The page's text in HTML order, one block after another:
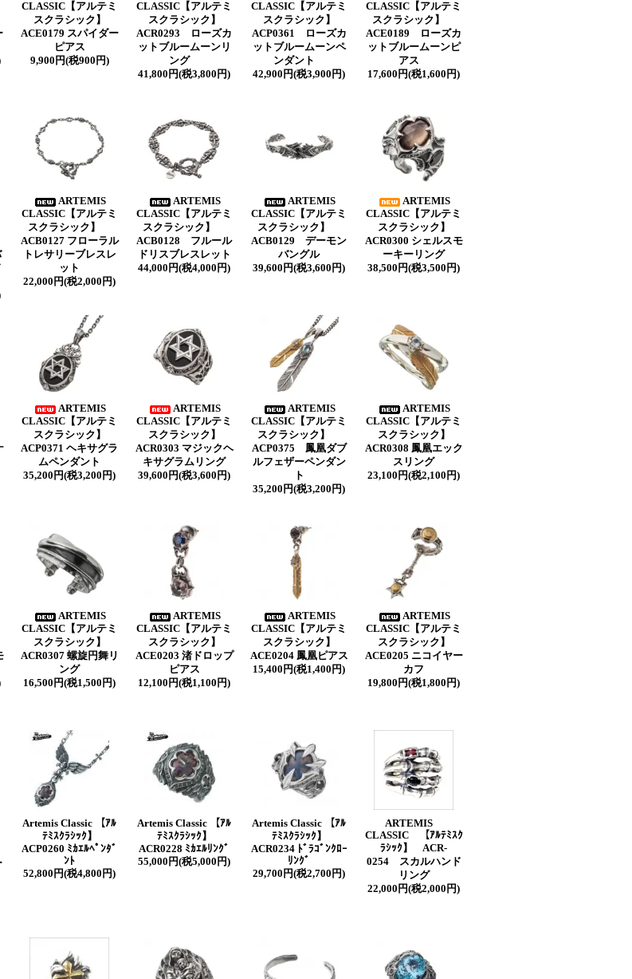
CLASSIC【アルテミ
スクラシック】
ACE0179 スパイダー
ピアス
9,900円(税900円)
CLASSIC【アルテミ
スクラシック】
ACR0293 ローズカ
ットブルームーンリ
ング
41,800円(税3,800円)
CLASSIC【アルテミ
スクラシック】
ACP0361 ローズカ
ットブルームーンペ
ンダント
42,900円(税3,900円)
CLASSIC【アルテミ
スクラシック】
ACE0189 ローズカ
ットブルームーンピ
アス
17,600円(税1,600円)
ARTEMIS
CLASSIC【アルテミ
スクラシック】
ACB0127 フローラル
トレサリーブレスレ
ット
22,000円(税2,000円)
ARTEMIS
CLASSIC【アルテミ
スクラシック】
ACB0128 フルール
ドリスブレスレット
44,000円(税4,000円)
ARTEMIS
CLASSIC【アルテミ
スクラシック】
ACB0129 デーモン
バングル
39,600円(税3,600円)
ARTEMIS
CLASSIC【アルテミ
スクラシック】
ACR0300 シェルスモ
ーキーリング
38,500円(税3,500円)
ARTEMIS
CLASSIC【アルテミ
スクラシック】
ACP0371 ヘキサグラ
ムペンダント
35,200円(税3,200円)
ARTEMIS
CLASSIC【アルテミ
スクラシック】
ACR0303 マジックヘ
キサグラムリング
39,600円(税3,600円)
ARTEMIS
CLASSIC【アルテミ
スクラシック】
ACP0375 鳳凰ダブ
ルフェザーペンダン
ト
35,200円(税3,200円)
ARTEMIS
CLASSIC【アルテミ
スクラシック】
ACR0308 鳳凰エック
スリング
23,100円(税2,100円)
ARTEMIS
CLASSIC【アルテミ
スクラシック】
ACR0307 螺旋円舞リ
ング
16,500円(税1,500円)
ARTEMIS
CLASSIC【アルテミ
スクラシック】
ACE0203 渚ドロップ
ピアス
12,100円(税1,100円)
ARTEMIS
CLASSIC【アルテミ
スクラシック】
ACE0204 鳳凰ピアス
15,400円(税1,400円)
ARTEMIS
CLASSIC【アルテミ
スクラシック】
ACE0205 ニコイヤー
カフ
19,800円(税1,800円)
Artemis Classic 【ｱﾙ
ﾃﾐｽｸﾗｼｯｸ】
ACP0260 ﾐｶｴﾙﾍﾟﾝﾀﾞ
ﾝﾄ
52,800円(税4,800円)
Artemis Classic 【ｱﾙ
ﾃﾐｽｸﾗｼｯｸ】
ACR0228 ﾐｶｴﾙﾘﾝｸﾞ
55,000円(税5,000円)
Artemis Classic 【ｱﾙ
ﾃﾐｽｸﾗｼｯｸ】
ACR0234 ﾄﾞﾗｺﾞﾝｸﾛｰ
ﾘﾝｸﾞ
29,700円(税2,700円)
ARTEMIS
CLASSIC 【ｱﾙﾃﾐｽｸ
ﾗｼｯｸ】 ACR-
0254 スカルハンド
リング
22,000円(税2,000円)